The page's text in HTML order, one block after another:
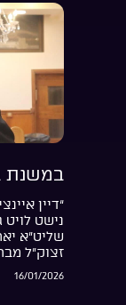
במשנת
“דיין
נישט לויט
שליט”א
זצוק”ל
16/01/2026